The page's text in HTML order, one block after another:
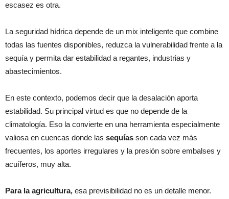
escasez es otra.
La seguridad hídrica depende de un mix inteligente que combine
todas las fuentes disponibles, reduzca la vulnerabilidad frente a la
sequía y permita dar estabilidad a regantes, industrias y
abastecimientos.
En este contexto, podemos decir que la desalación aporta
estabilidad. Su principal virtud es que no depende de la
climatología. Eso la convierte en una herramienta especialmente
valiosa en cuencas donde las sequías son cada vez más
frecuentes, los aportes irregulares y la presión sobre embalses y
acuíferos, muy alta.
Para la agricultura, esa previsibilidad no es un detalle menor.